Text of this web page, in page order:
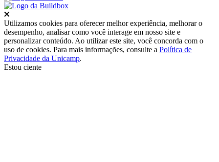
Utilizamos cookies para oferecer melhor experiência, melhorar o
desempenho, analisar como você interage em nosso site e
personalizar conteúdo. Ao utilizar este site, você concorda com o
uso de cookies. Para mais informações, consulte a Política de
Privacidade da Unicamp.
Estou ciente